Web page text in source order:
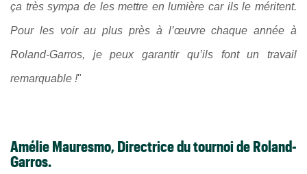
ça très sympa de les mettre en lumière car ils le méritent.
Pour les voir au plus près à l’œuvre chaque année à
Roland-Garros, je peux garantir qu’ils font un travail
remarquable !"
Amélie Mauresmo, Directrice du tournoi de Roland-
Garros.